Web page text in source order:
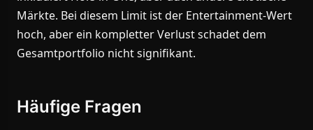
Märkte. Bei diesem Limit ist der Entertainment-Wert
hoch, aber ein kompletter Verlust schadet dem
Gesamtportfolio nicht signifikant.
Häufige Fragen